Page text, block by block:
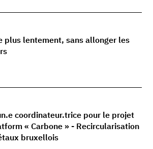
plus lentement, sans allonger les
coordinateur.trice pour le projet
« Carbone » - Recircularisation
bruxellois